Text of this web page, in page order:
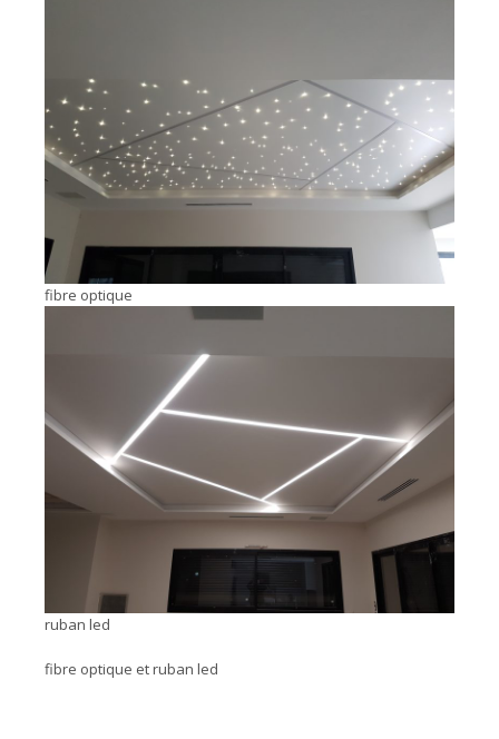
fibre optique
ruban led
fibre optique et ruban led